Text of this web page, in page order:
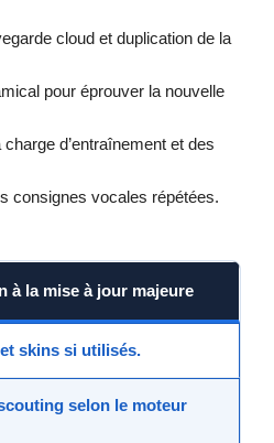
cloud et duplication de la
pour éprouver la nouvelle
charge d’entraînement et des
consignes vocales répétées.
à la mise à jour majeure
skins si utilisés.
selon le moteur